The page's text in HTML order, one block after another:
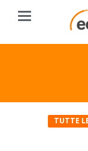
TUTTE